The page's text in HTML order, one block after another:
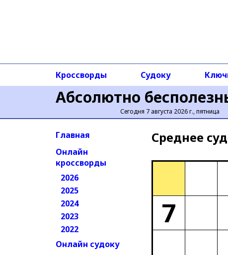
Абсолютно
Сегодня 7 августа 2026 г., пятница
Кроссворды Судоку
Главная
Онлайн
кроссворды
2026
2025
2024
2023
2022
Онлайн судоку
Среднее
7